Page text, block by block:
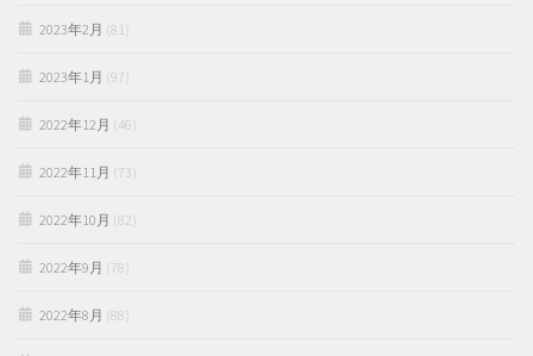
2023年2月 (81)
2023年1月 (97)
2022年12月 (46)
2022年11月 (73)
2022年10月 (82)
2022年9月 (78)
2022年8月 (88)